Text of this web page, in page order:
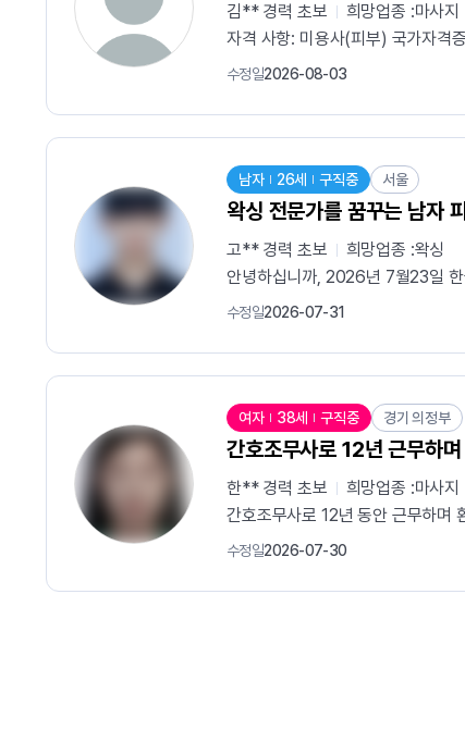
김** 경력 초보 희망업종 :마사지
자격 사항: 미용사(피부) 국가자격
수정일2026-08-03
남자 26세 구직중 서울
왁싱 전문가를 꿈꾸는 남자
고** 경력 초보 희망업종 :왁싱
안녕하십니까, 2026년 7월23일 한
수정일2026-07-31
여자 38세 구직중 경기 의정부
간호조무사로 12년 근무하며
한** 경력 초보 희망업종 :마사지
간호조무사로 12년 동안 근무하며
수정일2026-07-30